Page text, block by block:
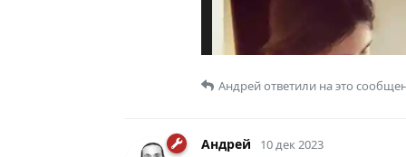
Андрейответили на это
Андрей 10 дек 2023